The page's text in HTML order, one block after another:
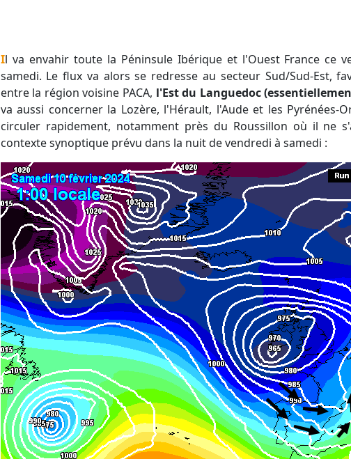
Il va envahir toute la Péninsule Ibérique et l'Ouest France ce vendredi, puis bayaler la Méditerranée d'ici
samedi. Le flux va alors se redresse au secteur Sud/Sud-Est,
entre la région voisine PACA, l'Est du Languedoc
va aussi concerner la Lozère, l'Hérault, l'Aude et les Pyrénées-
circuler rapidement, notamment près du Roussillon où il ne
contexte synoptique prévu dans la nuit de vendredi à samedi :